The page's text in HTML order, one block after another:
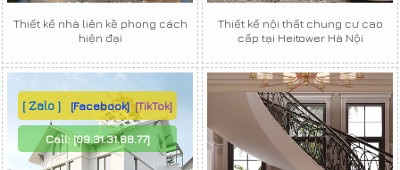
Thiết kế nhà liên kề phong cách
hiện đại
Thiết kế nội thất chung cư cao
cấp tại Heitower Hà Nội
[ Zalo ] [Facebook] [TikTok]
Call:[09.31.31.88.77]